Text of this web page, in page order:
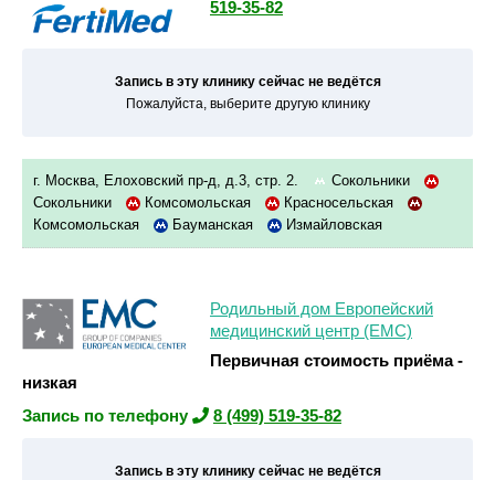
519-35-82
Запись в эту клинику сейчас не ведётся
Пожалуйста, выберите другую клинику
г. Москва, Елоховский пр-д, д.3, стр. 2.
Сокольники
Сокольники
Комсомольская
Красносельская
Комсомольская
Бауманская Измайловская
Родильный дом Европейский
медицинский центр (ЕМС)
Первичная стоимость приёма -
низкая
Запись по телефону
8 (499) 519-35-82
Запись в эту клинику сейчас не ведётся